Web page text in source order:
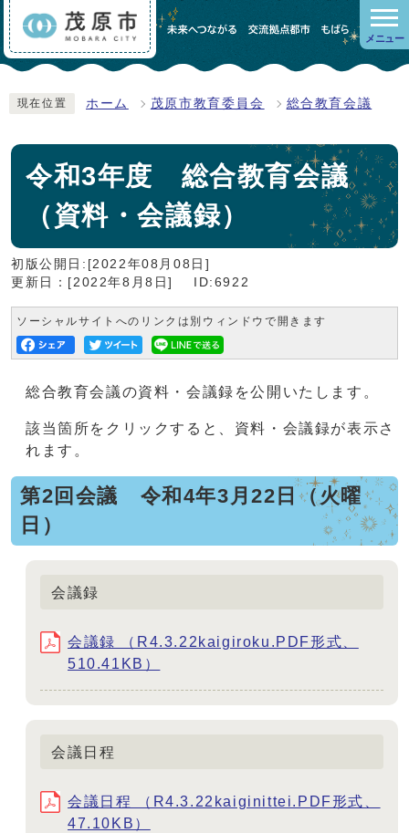
メニュー
現在位置 ホーム 茂原市教育委員会 総合教育会議
令和3年度 総合教育会議
（資料・会議録）
初版公開日:[2022年08月08日]
更新日：[2022年8月8日]
ID:6922
ソーシャルサイトへのリンクは別ウィンドウで開きます
総合教育会議の資料・会議録を公開いたします。
該当箇所をクリックすると、資料・会議録が表示さ
れます。
第2回会議 令和4年3月22日（火曜
日）
会議録
会議録 （R4.3.22kaigiroku.PDF形式、
510.41KB）
会議日程
会議日程 （R4.3.22kaiginittei.PDF形式、
47.10KB）